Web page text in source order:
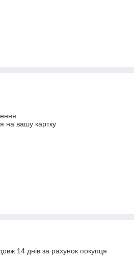
на вашу картку
14 днів за рахунок покупця